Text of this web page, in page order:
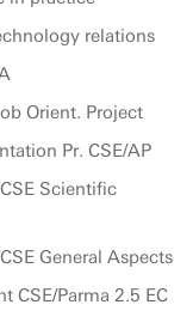
relations
Orient. Project
Pr. CSE/AP
Scientific
General Aspects
CSE/Parma 2.5 EC